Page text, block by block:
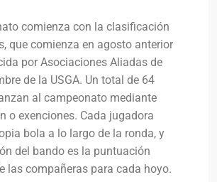
comienza con la clasificación
que comienza en agosto anterior
por Asociaciones Aliadas de
de la USGA. Un total de 64
al campeonato mediante
o exenciones. Cada jugadora
bola a lo largo de la ronda, y
del bando es la puntuación
las compañeras para cada hoyo.